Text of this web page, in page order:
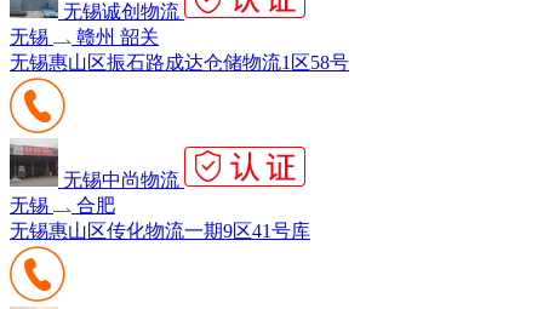
无锡诚创物流
无锡
赣州 韶关
无锡惠山区振石路成达仓储物流1区58号
无锡中尚物流
无锡
合肥
无锡惠山区传化物流一期9区41号库